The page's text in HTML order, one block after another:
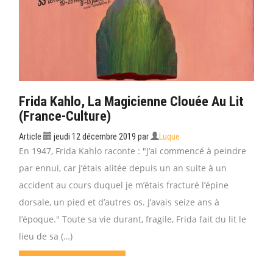
Frida Kahlo, La Magicienne Clouée Au Lit
(France-Culture)
Article jeudi 12 décembre 2019 par Luque
En 1947, Frida Kahlo raconte : "J’ai commencé à peindre
par ennui, car j’étais alitée depuis un an suite à un
accident au cours duquel je m’étais fracturé l’épine
dorsale, un pied et d’autres os. J’avais seize ans à
l’époque." Toute sa vie durant, fragile, Frida fait du lit le
lieu de sa (…)